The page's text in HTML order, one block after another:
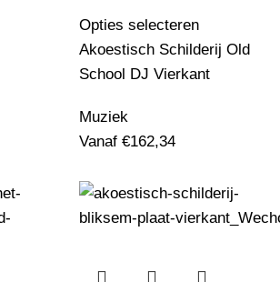
Opties selecteren
Akoestisch Schilderij Old
School DJ Vierkant
Muziek
Vanaf €162,34